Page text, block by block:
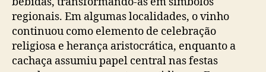
regionais. Em algumas localidades, o vinho
continuou como elemento de celebração
religiosa e herança aristocrática, enquanto a
cachaça assumiu papel central nas festas